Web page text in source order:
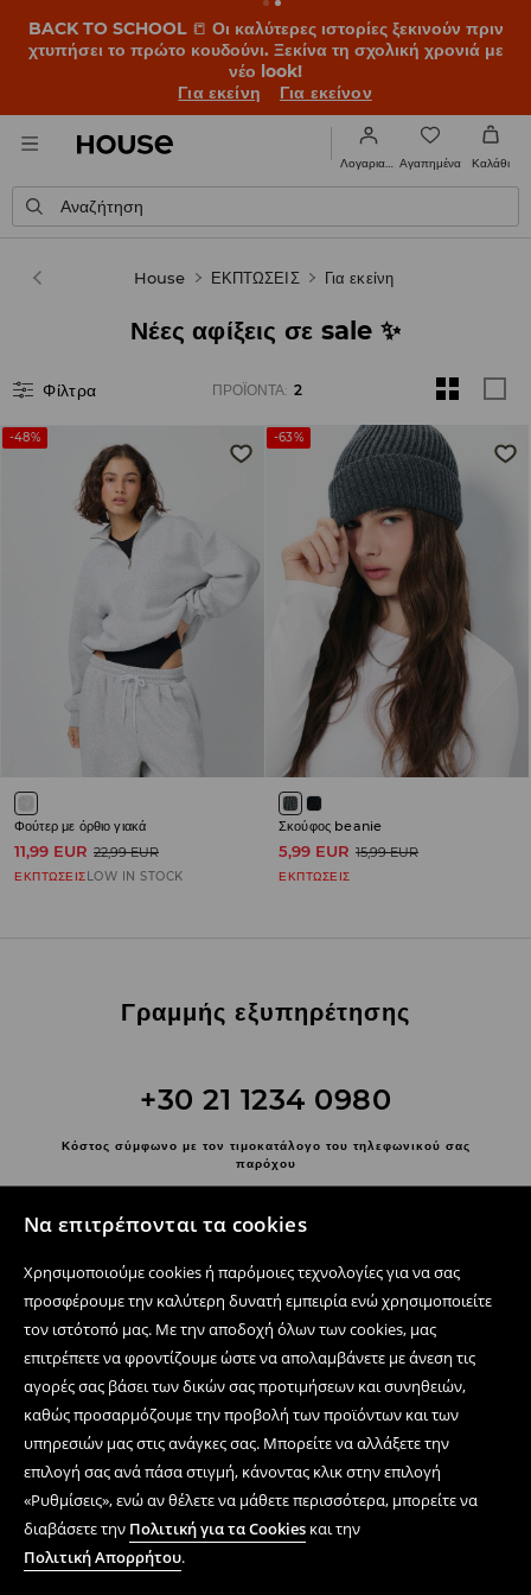
Να επιτρέπονται τα cookies
Χρησιμοποιούμε cookies ή παρόμοιες τεχνολογίες για να σας
προσφέρουμε την καλύτερη δυνατή εμπειρία ενώ χρησιμοποιείτε
τον ιστότοπό μας. Με την αποδοχή όλων των cookies, μας
επιτρέπετε να φροντίζουμε ώστε να απολαμβάνετε με άνεση τις
αγορές σας βάσει των δικών σας προτιμήσεων και συνηθειών,
καθώς προσαρμόζουμε την προβολή των προϊόντων και των
υπηρεσιών μας στις ανάγκες σας. Μπορείτε να αλλάξετε την
επιλογή σας ανά πάσα στιγμή, κάνοντας κλικ στην επιλογή
«Ρυθμίσεις», ενώ αν θέλετε να μάθετε περισσότερα, μπορείτε να
διαβάσετε την Πολιτική για τα Cookies και την
Πολιτική Απορρήτου.
BACK TO SCHOOL 📒 Οι καλύτερες ιστορίες ξεκινούν πριν
χτυπήσει το πρώτο κουδούνι. Ξεκίνα τη σχολική χρονιά με
νέο look!
Για εκείνη
Για εκείνον
Λογαριασμός Αγαπημένα Καλάθι
Αναζήτηση
House ΕΚΠΤΩΣΕΙΣ Για εκείνη
Νέες αφίξεις σε sale ✨️
Φίλτρα ΠΡΟΪΌΝΤΑ: 2
-48%
Φούτερ με όρθιο γιακά
11,99 EUR 22,99 EUR
ΕΚΠΤΩΣΕΙΣLOW IN STOCK
-63%
Σκούφος beanie
5,99 EUR 15,99 EUR
ΕΚΠΤΩΣΕΙΣ
Γραμμής εξυπηρέτησης
+30 21 1234 0980
Κόστος σύμφωνο με τον τιμοκατάλογο του τηλεφωνικού σας
παρόχου
Ακολουθήστε μας
Κέντρο βοήθειας
Ηλεκτρονικές αγορές
Όροι και συνθήκες
Πολιτική Απορρήτου